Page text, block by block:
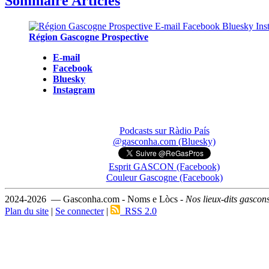
Région Gascogne Prospective
E-mail
Facebook
Bluesky
Instagram
Podcasts sur Ràdio País
@gasconha.com (Bluesky)
Esprit GASCON (Facebook)
Couleur Gascogne (Facebook)
2024-2026 — Gasconha.com - Noms e Lòcs - Nos lieux-dits
Plan du site | Se connecter| RSS 2.0